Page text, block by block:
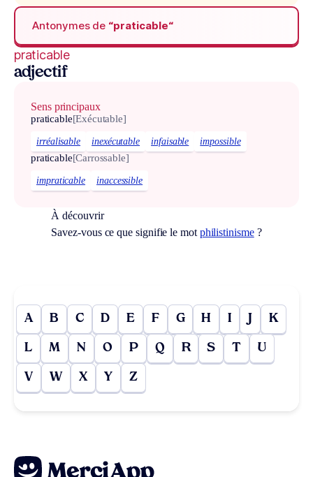
Antonymes de “praticable“
praticable
adjectif
Sens principaux
praticable[Exécutable]
irréalisable inexécutable infaisable impossible
praticable[Carrossable]
impraticable inaccessible
À découvrir
Savez-vous ce que signifie le mot philistinisme?
A B C D E F G H I J K
L M N O P Q R S T U
V W X Y Z